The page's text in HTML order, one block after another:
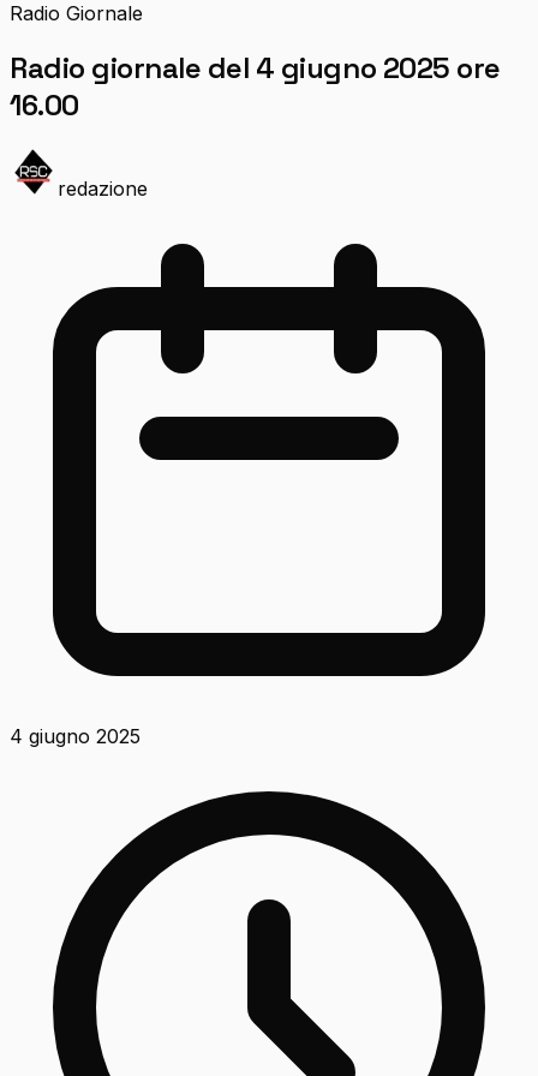
Radio Giornale
Radio giornale del 4 giugno 2025 ore
16.00
redazione
4 giugno 2025